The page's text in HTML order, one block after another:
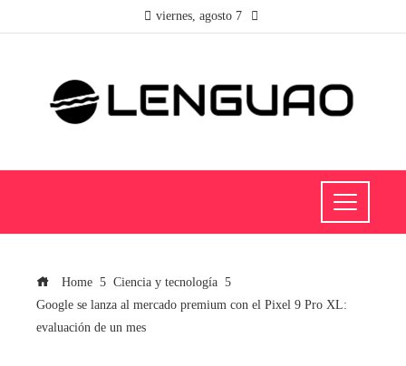
viernes, agosto 7
Home
Ciencia y tecnología
Google se lanza al mercado premium con el Pixel 9 Pro XL:
evaluación de un mes